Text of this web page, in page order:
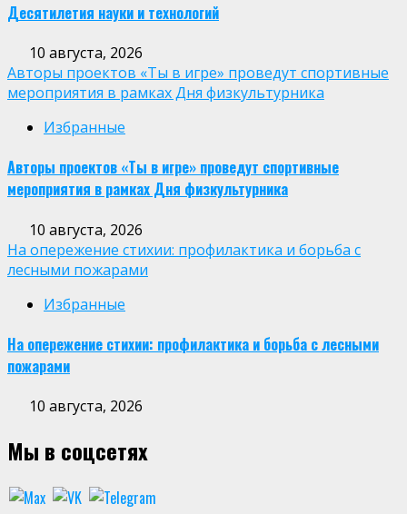
Десятилетия науки и технологий
10 августа, 2026
Авторы проектов «Ты в игре» проведут спортивные
мероприятия в рамках Дня физкультурника
Избранные
Авторы проектов «Ты в игре» проведут спортивные
мероприятия в рамках Дня физкультурника
10 августа, 2026
На опережение стихии: профилактика и борьба с
лесными пожарами
Избранные
На опережение стихии: профилактика и борьба с лесными
пожарами
10 августа, 2026
Мы в соцсетях